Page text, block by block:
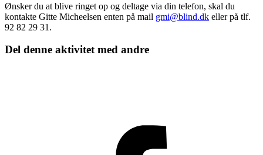
Ønsker du at blive ringet op og deltage via din telefon, skal du
kontakte Gitte Micheelsen enten på mail gmi@blind.dk eller på tlf.
92 82 29 31.
Del denne aktivitet med andre